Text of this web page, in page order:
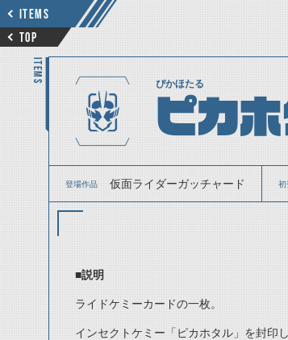
ITEMS
TOP
ITEMS
ぴかほたる
ピカ
登場作品 仮面ライダーガッチャード 初
■説明
ライドケミーカードの一枚。
インセクトケミー「ピカホタル」を封印し